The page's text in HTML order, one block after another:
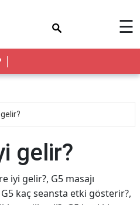
☰
gelir?
iyi gelir?, G5 masajı
kaç seansta etki gösterir?,